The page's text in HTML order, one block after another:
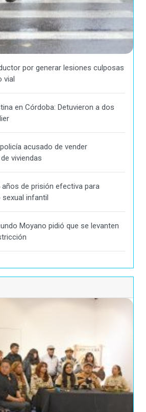
por generar lesiones culposas
vial
en Córdoba: Detuvieron a dos
acusado de vender
viviendas
de prisión efectiva para
infantil
Moyano pidió que se levanten